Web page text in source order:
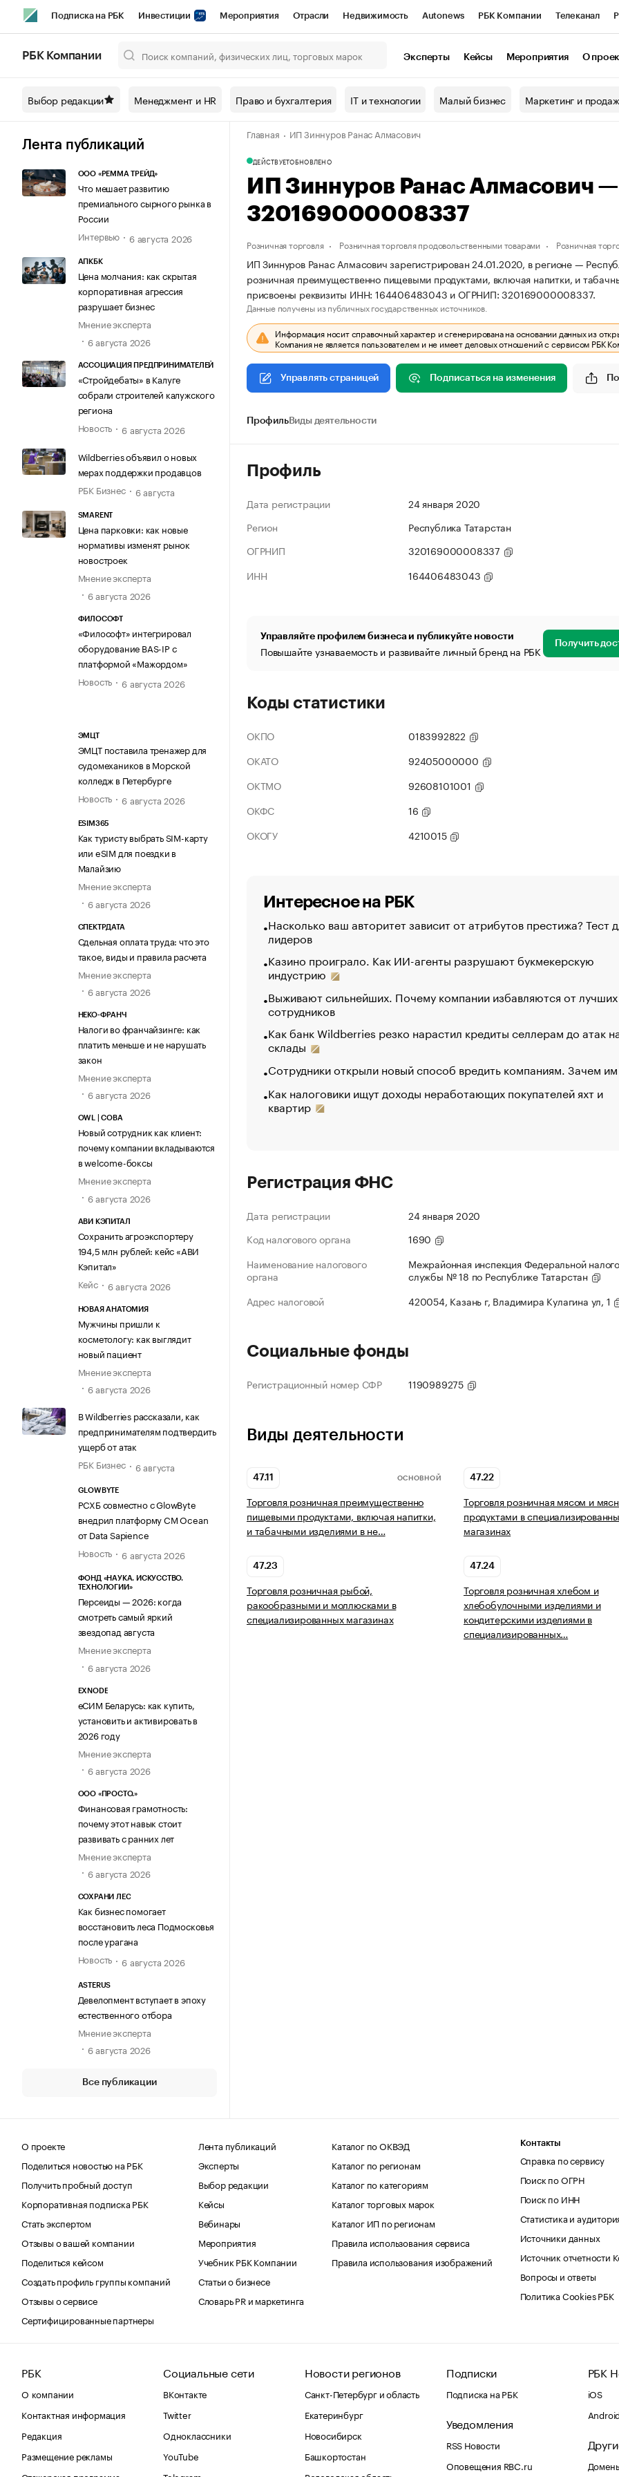
Подписка на РБК Инвестиции Мероприятия Отрасли Недвижимость Autonews РБК Компании Телеканал
Спецпроекты СПб Конференции СПб Спецпроекты Проверка контрагентов
Технологии и медиа Рынок наличной валюты
РБК Компании Эксперты Кейсы Мероприятия О
Выбор редакции Менеджмент и HR Право и бухгалтерия IT и технологии Малый бизнес Маркетинг и
Лента публикаций
ООО «РЕММА ТРЕЙД»
Что мешает развитию
премиального сырного рынка в
России
Интервью
6 августа 2026
АПКБК
Цена молчания: как скрытая
корпоративная агрессия
разрушает бизнес
Мнение эксперта
6 августа 2026
АССОЦИАЦИЯ ПРЕДПРИНИМАТЕЛЕЙ
«Стройдебаты» в Калуге
собрали строителей калужского
региона
Новость
6 августа 2026
Wildberries объявил о новых
мерах поддержки продавцов
РБК Бизнес
6 августа
SMARENT
Цена парковки: как новые
нормативы изменят рынок
новостроек
Мнение эксперта
6 августа 2026
ФИЛОСОФТ
«Философт» интегрировал
оборудование BAS-IP с
платформой «Мажордом»
Новость
6 августа 2026
ЭМЦТ
ЭМЦТ поставила тренажер для
судомехаников в Морской
колледж в Петербурге
Новость
6 августа 2026
ESIM365
Как туристу выбрать SIM-карту
или eSIM для поездки в
Малайзию
Мнение эксперта
6 августа 2026
СПЕКТРДАТА
Сдельная оплата труда: что это
такое, виды и правила расчета
Мнение эксперта
6 августа 2026
НЕКО-ФРАНЧ
Налоги во франчайзинге: как
платить меньше и не нарушать
закон
Мнение эксперта
6 августа 2026
OWL | СОВА
Новый сотрудник как клиент:
почему компании вкладываются
в welcome-боксы
Мнение эксперта
6 августа 2026
АВИ КЭПИТАЛ
Сохранить агроэкспортеру
194,5 млн рублей: кейс «АВИ
Кэпитал»
Кейс
6 августа 2026
НОВАЯ АНАТОМИЯ
Мужчины пришли к
косметологу: как выглядит
новый пациент
Мнение эксперта
6 августа 2026
В Wildberries рассказали, как
предпринимателям подтвердить
ущерб от атак
РБК Бизнес
6 августа
GLOWBYTE
РСХБ совместно с GlowByte
внедрил платформу CM Ocean
от Data Sapience
Новость
6 августа 2026
ФОНД «НАУКА. ИСКУССТВО.
ТЕХНОЛОГИИ»
Персеиды — 2026: когда
смотреть самый яркий
звездопад августа
Мнение эксперта
6 августа 2026
EXNODE
еСИМ Беларусь: как купить,
установить и активировать в
2026 году
Мнение эксперта
6 августа 2026
ООО «ПРОСТО.»
Финансовая грамотность:
почему этот навык стоит
развивать с ранних лет
Мнение эксперта
6 августа 2026
СОХРАНИ ЛЕС
Как бизнес помогает
восстановить леса Подмосковья
после урагана
Новость
6 августа 2026
ASTERUS
Девелопмент вступает в эпоху
естественного отбора
Мнение эксперта
6 августа 2026
Все публикации
Главная ИП Зиннуров Ранас Алмасович
ДЕЙСТВУЕТОБНОВЛЕНО
ИП Зиннуров Ранас Алмасович
320169000008337
Розничная торговля Розничная торговля продовольственными товарами Розничная
ИП Зиннуров Ранас Алмасович зарегистрирован 24.01.2020, в регионе —
розничная преимущественно пищевыми продуктами, включая напитки, и
присвоены реквизиты ИНН: 164406483043 и ОГРНИП: 320169000008337.
Данные получены из публичных государственных источников.
Информация носит справочный характер и сгенерирована на основании данных из
Компания не является пользователем и не имеет деловых отношений с сервисом РБК
Управлять страницей Подписаться на изменения
ПрофильВиды деятельности
Профиль
Дата регистрации
24 января 2020
Регион
Республика Татарстан
ОГРНИП
320169000008337
ИНН
164406483043
Управляйте профилем бизнеса и публикуйте новости
Повышайте узнаваемость и развивайте личный бренд на РБК Получить
Коды статистики
ОКПО
0183992822
ОКАТО
92405000000
ОКТМО
92608101001
ОКФС
16
ОКОГУ
4210015
Интересное на РБК
Насколько ваш авторитет зависит от атрибутов престижа? Тест
лидеров
Казино проиграло. Как ИИ-агенты разрушают букмекерскую
индустрию
Выживают сильнейших. Почему компании избавляются от лучших
сотрудников
Как банк Wildberries резко нарастил кредиты селлерам до атак
склады
Сотрудники открыли новый способ вредить компаниям. Зачем
Как налоговики ищут доходы неработающих покупателей яхт и
квартир
Регистрация ФНС
Дата регистрации
24 января 2020
Код налогового органа
1690
Наименование налогового
органа
Межрайонная инспекция Федеральной
службы № 18 по Республике Татарстан
Адрес налоговой
420054, Казань г, Владимира Кулагина ул, 1
Социальные фонды
Регистрационный номер СФР 1190989275
Виды деятельности
47.11 ОСНОВНОЙ
Торговля розничная преимущественно
пищевыми продуктами, включая напитки,
и табачными изделиями в не…
47.22
Торговля розничная мясом и
продуктами в
магазинах
47.23
Торговля розничная рыбой,
ракообразными и моллюсками в
специализированных магазинах
47.24
Торговля розничная хлебом и
хлебобулочными изделиями и
кондитерскими изделиями в
специализированных…
О проекте
Поделиться новостью на РБК
Получить пробный доступ
Корпоративная подписка РБК
Стать экспертом
Отзывы о вашей компании
Поделиться кейсом
Создать профиль группы компаний
Отзывы о сервисе
Сертифицированные партнеры
Лента публикаций
Эксперты
Выбор редакции
Кейсы
Вебинары
Мероприятия
Учебник РБК Компании
Статьи о бизнесе
Словарь PR и маркетинга
Каталог по ОКВЭД
Каталог по регионам
Каталог по категориям
Каталог торговых марок
Каталог ИП по регионам
Правила использования сервиса
Правила использования изображений
Контакты
Справка по сервису
Поиск по ОГРН
Поиск по ИНН
Статистика и
Источники данных
Источник отчетности
Вопросы и ответы
Политика Cookies РБК
РБК
О компании
Контактная информация
Редакция
Размещение рекламы
Социальные сети
ВКонтакте
Twitter
Одноклассники
YouTube
Новости регионов
Санкт-Петербург и область
Екатеринбург
Новосибирск
Башкортостан
Подписки
Подписка на РБК
Уведомления
RSS Новости
Оповещения RBC.ru
РБК
iOS